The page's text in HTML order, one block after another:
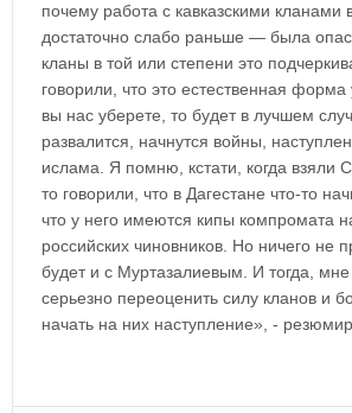
почему работа с кавказскими кланами
достаточно слабо раньше — была
кланы в той или степени это
говорили, что это естественная
вы нас уберете, то будет в лучшем
развалится, начнутся войны,
ислама. Я помню, кстати, когда взяли
то говорили, что в Дагестане что-то
что у него имеются кипы компромата
российских чиновников. Но ничего не
будет и с Муртазалиевым. И тогда,
серьезно переоценить силу кланов и
начать на них наступление», -